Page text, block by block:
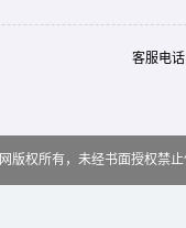
客服电
版权所有，未经书面授权